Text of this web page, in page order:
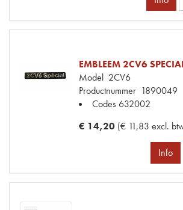
EMBLEEM 2CV6
Model 2CV6
Productnummer 1890049
Codes 632002
€ 14,20 (€ 11,83 excl.
Info